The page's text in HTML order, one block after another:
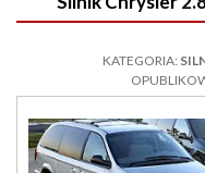
KATEGORIA: